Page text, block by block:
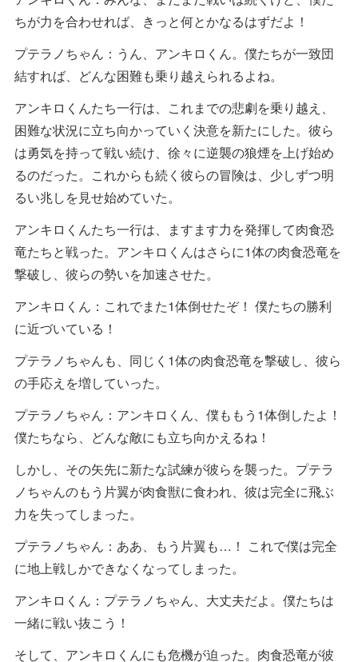
ちが力を合わせれば、きっと何とかなるはずだよ！
プテラノちゃん：うん、アンキロくん。僕たちが一致団
結すれば、どんな困難も乗り越えられるよね。
アンキロくんたち一行は、これまでの悲劇を乗り越え、
困難な状況に立ち向かっていく決意を新たにした。彼ら
は勇気を持って戦い続け、徐々に逆襲の狼煙を上げ始め
るのだった。これからも続く彼らの冒険は、少しずつ明
るい兆しを見せ始めていた。
アンキロくんたち一行は、ますます力を発揮して肉食恐
竜たちと戦った。アンキロくんはさらに1体の肉食恐竜を
撃破し、彼らの勢いを加速させた。
アンキロくん：これでまた1体倒せたぞ！ 僕たちの勝利
に近づいている！
プテラノちゃんも、同じく1体の肉食恐竜を撃破し、彼ら
の手応えを増していった。
プテラノちゃん：アンキロくん、僕ももう1体倒したよ！
僕たちなら、どんな敵にも立ち向かえるね！
しかし、その矢先に新たな試練が彼らを襲った。プテラ
ノちゃんのもう片翼が肉食獣に食われ、彼は完全に飛ぶ
力を失ってしまった。
プテラノちゃん：ああ、もう片翼も…！ これで僕は完全
に地上戦しかできなくなってしまった。
アンキロくん：プテラノちゃん、大丈夫だよ。僕たちは
一緒に戦い抜こう！
そして、アンキロくんにも危機が迫った。肉食恐竜が彼